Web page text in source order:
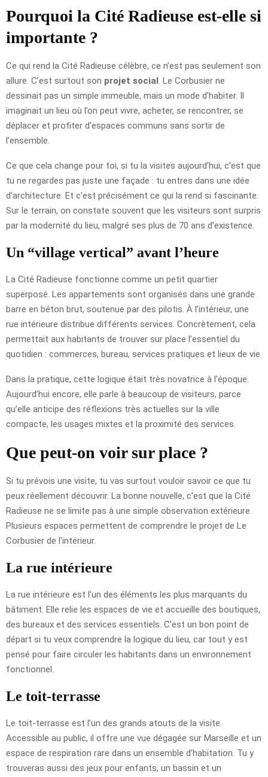
Pourquoi la Cité Radieuse est-elle si
importante ?
Ce qui rend la Cité Radieuse célèbre, ce n’est pas seulement son
allure. C’est surtout son projet social . Le Corbusier ne
dessinait pas un simple immeuble, mais un mode d’habiter. Il
imaginait un lieu où l’on peut vivre, acheter, se rencontrer, se
déplacer et profiter d’espaces communs sans sortir de
l’ensemble.
Ce que cela change pour toi, si tu la visites aujourd’hui, c’est que
tu ne regardes pas juste une façade : tu entres dans une idée
d’architecture. Et c’est précisément ce qui la rend si fascinante.
Sur le terrain, on constate souvent que les visiteurs sont surpris
par la modernité du lieu, malgré ses plus de 70 ans d’existence.
Un “village vertical” avant l’heure
La Cité Radieuse fonctionne comme un petit quartier
superposé. Les appartements sont organisés dans une grande
barre en béton brut, soutenue par des pilotis. À l’intérieur, une
rue intérieure distribue différents services. Concrètement, cela
permettait aux habitants de trouver sur place l’essentiel du
quotidien : commerces, bureau, services pratiques et lieux de vie.
Dans la pratique, cette logique était très novatrice à l’époque.
Aujourd’hui encore, elle parle à beaucoup de visiteurs, parce
qu’elle anticipe des réflexions très actuelles sur la ville
compacte, les usages mixtes et la proximité des services.
Que peut-on voir sur place ?
Si tu prévois une visite, tu vas surtout vouloir savoir ce que tu
peux réellement découvrir. La bonne nouvelle, c’est que la Cité
Radieuse ne se limite pas à une simple observation extérieure.
Plusieurs espaces permettent de comprendre le projet de Le
Corbusier de l’intérieur.
La rue intérieure
La rue intérieure est l’un des éléments les plus marquants du
bâtiment. Elle relie les espaces de vie et accueille des boutiques,
des bureaux et des services essentiels. C’est un bon point de
départ si tu veux comprendre la logique du lieu, car tout y est
pensé pour faire circuler les habitants dans un environnement
fonctionnel.
Le toit-terrasse
Le toit-terrasse est l’un des grands atouts de la visite.
Accessible au public, il offre une vue dégagée sur Marseille et un
espace de respiration rare dans un ensemble d’habitation. Tu y
trouveras aussi des jeux pour enfants, un bassin et un